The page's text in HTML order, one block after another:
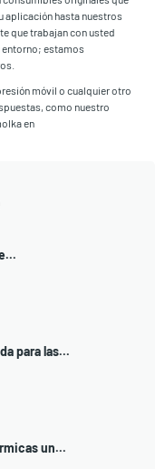
aplicación hasta nuestros
que trabajan con usted
entorno; estamos
móvil o cualquier otro
como nuestro
en
para las...
un...